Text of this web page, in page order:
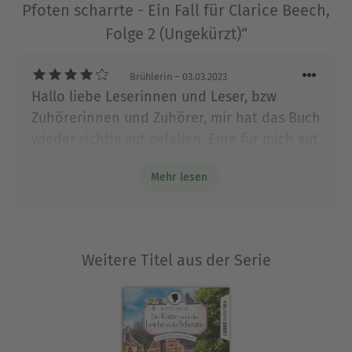
Pfoten scharrte - Ein Fall für Clarice Beech,
Folge 2 (Ungekürzt)“
Brühlerin – 03.03.2023
Hallo liebe Leserinnen und Leser, bzw
Zuhörerinnen und Zuhörer, mir hat das Buch
der Charaktere ist hervorragend. Ich hoffe
Mehr lesen
Weitere Titel aus der Serie